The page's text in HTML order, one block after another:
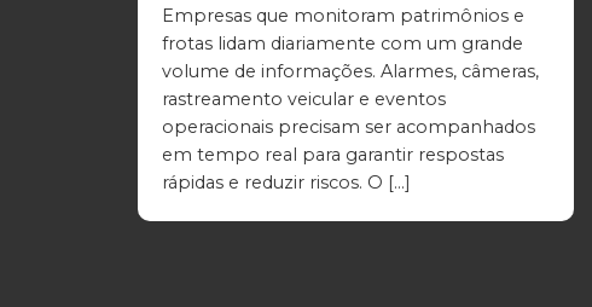
Empresas que monitoram patrimônios e
frotas lidam diariamente com um grande
volume de informações. Alarmes, câmeras,
rastreamento veicular e eventos
operacionais precisam ser acompanhados
em tempo real para garantir respostas
rápidas e reduzir riscos. O […]